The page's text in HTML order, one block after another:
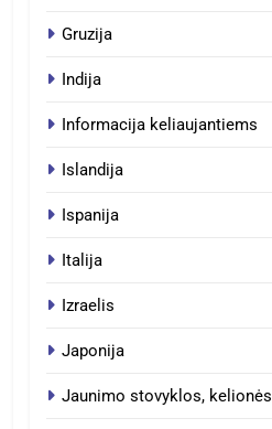
Gruzija
Indija
Informacija keliaujantiems
Islandija
Ispanija
Italija
Izraelis
Japonija
Jaunimo stovyklos, kelionės